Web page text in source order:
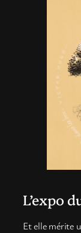
L’expo
Et elle mérite